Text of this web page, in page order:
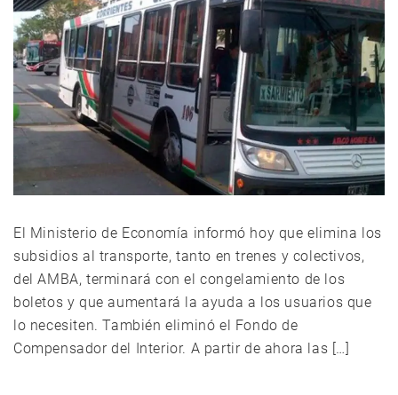
El Ministerio de Economía informó hoy que elimina los
subsidios al transporte, tanto en trenes y colectivos,
del AMBA, terminará con el congelamiento de los
boletos y que aumentará la ayuda a los usuarios que
lo necesiten. También eliminó el Fondo de
Compensador del Interior. A partir de ahora las […]